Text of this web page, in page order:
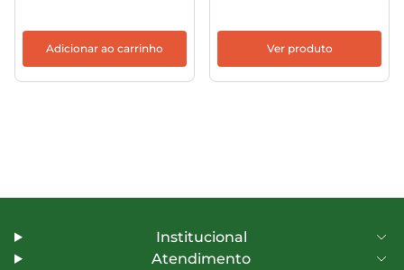
Adicionar ao carrinho Ver produto
Institucional
Atendimento